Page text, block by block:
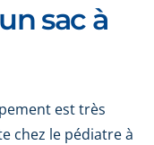
sac à
est très
chez le pédiatre à